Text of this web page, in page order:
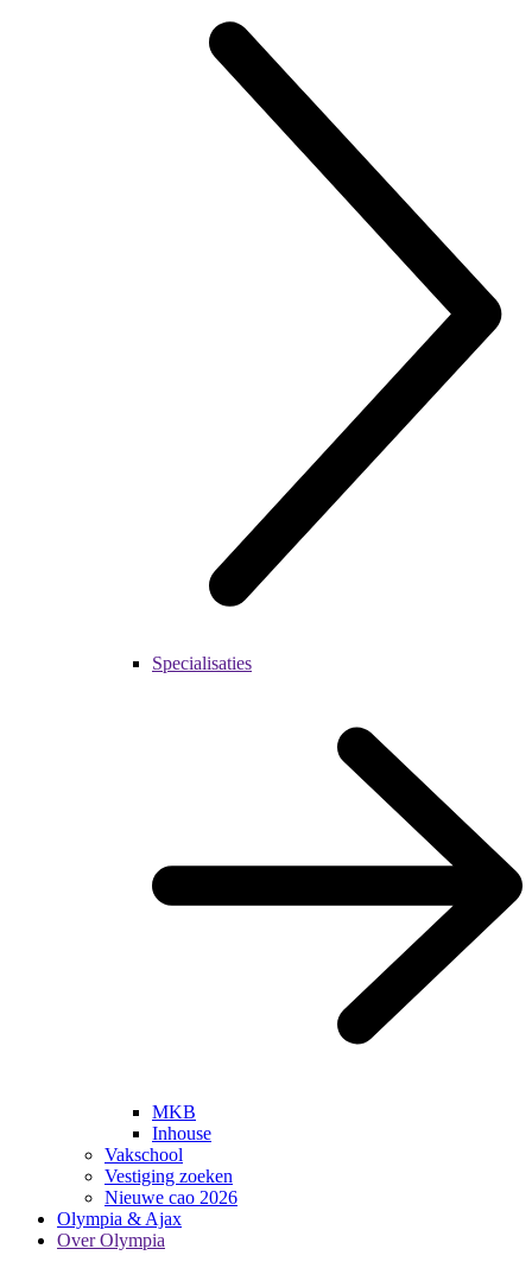
Specialisaties
MKB
Inhouse
Vakschool
Vestiging zoeken
Nieuwe cao 2026
Olympia & Ajax
Over Olympia